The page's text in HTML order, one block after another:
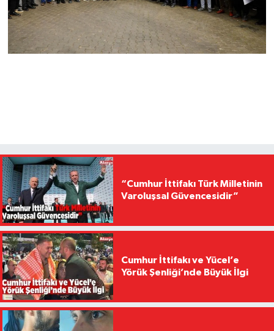
“Cumhur İttifakı Türk Milletinin
Varoluşsal Güvencesidir”
Cumhur İttifakı ve Yücel’e
Yörük Şenliği’nde Büyük İlgi